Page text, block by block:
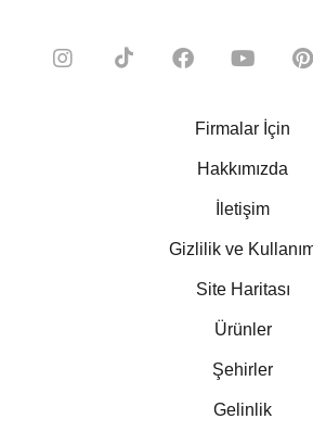
Firmalar İçin
Hakkımızda
İletişim
Gizlilik ve
Site Haritası
Ürünler
Şehirler
Gelinlik